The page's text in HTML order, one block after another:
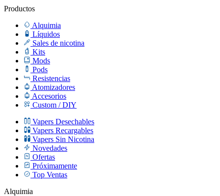
Productos
Alquimia
Líquidos
Sales de nicotina
Kits
Mods
Pods
Resistencias
Atomizadores
Accesorios
Custom / DIY
Vapers Desechables
Vapers Recargables
Vapers Sin Nicotina
Novedades
Ofertas
Próximamente
Top Ventas
Alquimia